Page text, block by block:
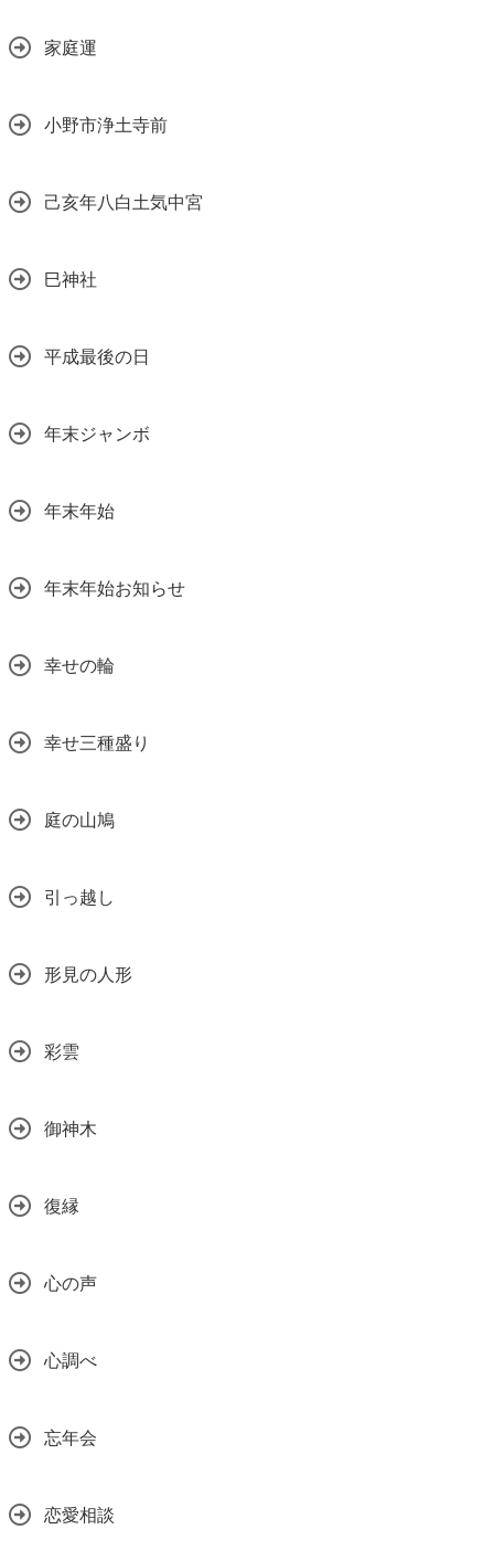
家庭運
小野市浄土寺前
己亥年八白土気中宮
巳神社
平成最後の日
年末ジャンボ
年末年始
年末年始お知らせ
幸せの輪
幸せ三種盛り
庭の山鳩
引っ越し
形見の人形
彩雲
御神木
復縁
心の声
心調べ
忘年会
恋愛相談